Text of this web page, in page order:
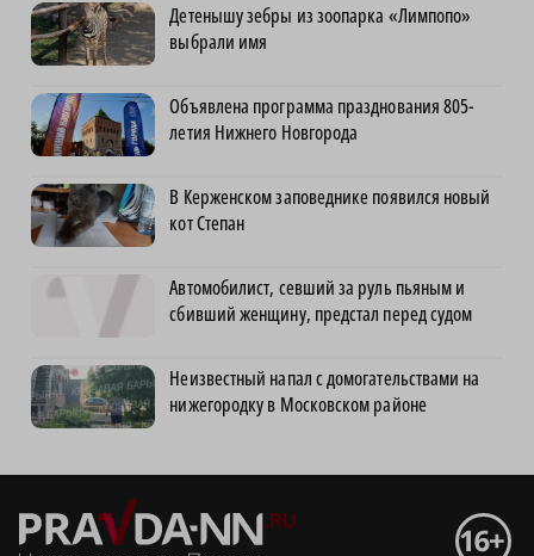
Детенышу зебры из зоопарка «Лимпопо»
выбрали имя
Объявлена программа празднования 805-
летия Нижнего Новгорода
В Керженском заповеднике появился новый
кот Степан
Автомобилист, севший за руль пьяным и
сбивший женщину, предстал перед судом
Неизвестный напал с домогательствами на
нижегородку в Московском районе